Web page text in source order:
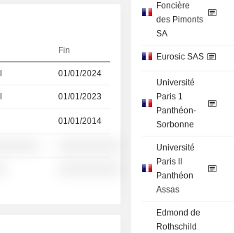
Fin
01/01/2024
01/01/2023
01/01/2014
Foncière
des Pimonts
SA
Eurosic SAS
Université
Paris 1
Panthéon-
Sorbonne
Université
Paris II
Panthéon
Assas
Edmond de
Rothschild